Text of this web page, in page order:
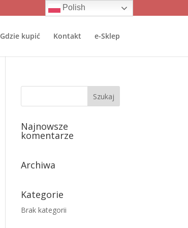
Gdzie kupić Kontakt e-Sklep
Najnowsze
komentarze
Archiwa
Kategorie
Brak kategorii
Polish